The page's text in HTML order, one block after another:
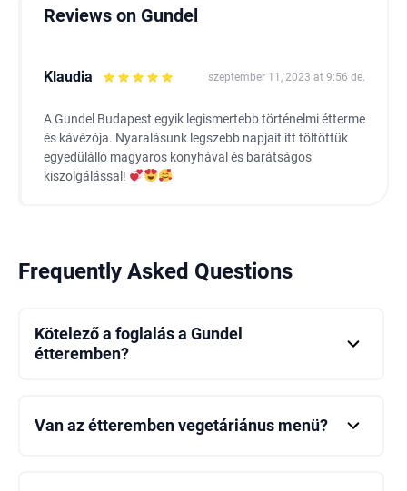
Reviews on Gundel
Klaudia szeptember 11, 2023 at 9:56 de.
A Gundel Budapest egyik legismertebb történelmi étterme
és kávézója. Nyaralásunk legszebb napjait itt töltöttük
egyedülálló magyaros konyhával és barátságos
kiszolgálással!
Frequently Asked Questions
Kötelező a foglalás a Gundel
étteremben?
Van az étteremben vegetáriánus menü?